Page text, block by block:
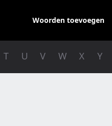
Woorden toevoegen
T U V W X Y